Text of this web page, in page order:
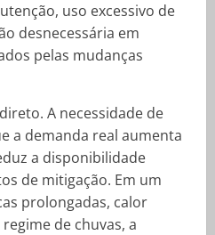
uso excessivo de
desnecessária em
pelas mudanças
A necessidade de
a demanda real aumenta
a disponibilidade
de mitigação. Em um
prolongadas, calor
de chuvas, a